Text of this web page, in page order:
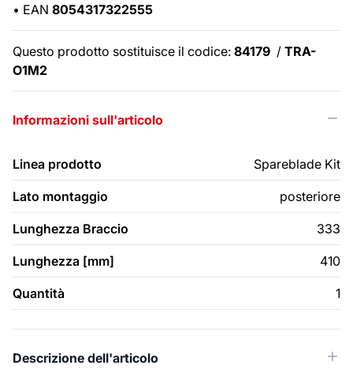
• EAN 8054317322555
Questo prodotto sostituisce il codice: 84179 / TRA-
O1M2
Informazioni sull'articolo
Linea prodotto Spareblade Kit
Lato montaggio posteriore
Lunghezza Braccio 333
Lunghezza [mm] 410
Quantità 1
Descrizione dell'articolo